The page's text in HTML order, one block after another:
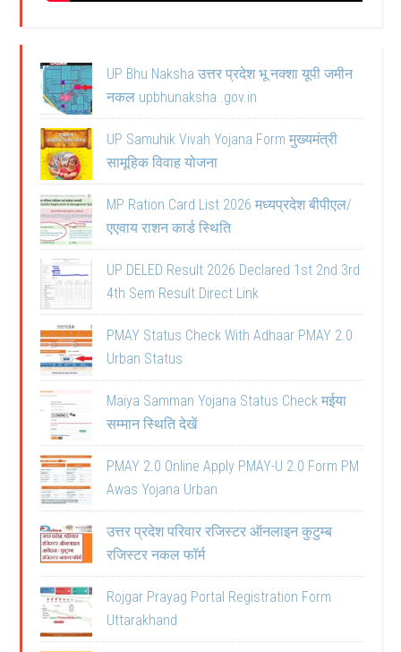
UP Bhu Naksha उत्तर प्रदेश भू नक्शा यूपी जमीन
नकल upbhunaksha .gov.in
UP Samuhik Vivah Yojana Form मुख्यमंत्री
सामूहिक विवाह योजना
MP Ration Card List 2026 मध्यप्रदेश बीपीएल/
एएवाय राशन कार्ड स्थिति
UP DELED Result 2026 Declared 1st 2nd 3rd
4th Sem Result Direct Link
PMAY Status Check With Adhaar PMAY 2.0
Urban Status
Maiya Samman Yojana Status Check मईया
सम्मान स्थिति देखें
PMAY 2.0 Online Apply PMAY-U 2.0 Form PM
Awas Yojana Urban
उत्तर प्रदेश परिवार रजिस्टर ऑनलाइन कुटुम्ब
रजिस्टर नकल फॉर्म
Rojgar Prayag Portal Registration Form
Uttarakhand